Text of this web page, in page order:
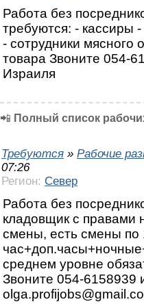
Работа без
требуются: - кассиры
- сотрудники мясного
товара Звоните 054-
Израиля
📲 Полный список
Требуются » Рабочие
07:26
Регион: Север
Работа без
кладовщик с правами
смены, есть смены по
среднем уровне
Звоните 054-